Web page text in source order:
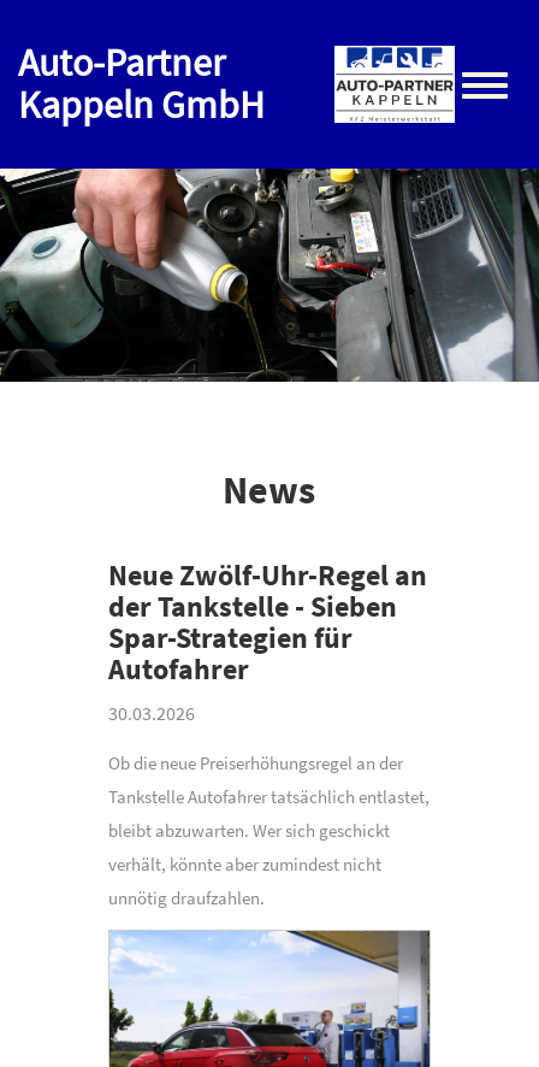
Auto-Partner
Kappeln GmbH
Toggle
News
Neue Zwölf-Uhr-Regel an
der Tankstelle - Sieben
Spar-Strategien für
Autofahrer
30.03.2026
Ob die neue Preiserhöhungsregel an der
Tankstelle Autofahrer tatsächlich entlastet,
bleibt abzuwarten. Wer sich geschickt
verhält, könnte aber zumindest nicht
unnötig draufzahlen.